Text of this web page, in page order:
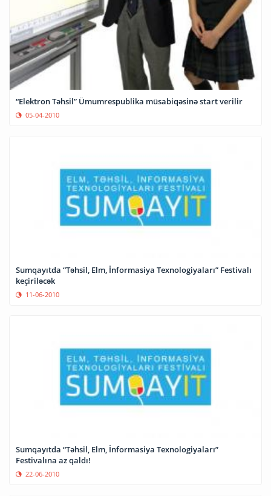
“Elektron Təhsil” Ümumrespublika müsabiqəsinə start verilir
05-04-2010
Sumqayıtda “Təhsil, Elm, İnformasiya Texnologiyaları” Festivalı
keçiriləcək
11-06-2010
Sumqayıtda “Təhsil, Elm, İnformasiya Texnologiyaları”
Festivalına az qaldı!
22-06-2010